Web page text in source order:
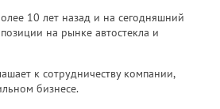
10 лет назад и на сегодняшний
на рынке автостекла и
к сотрудничеству компании,
бизнесе.